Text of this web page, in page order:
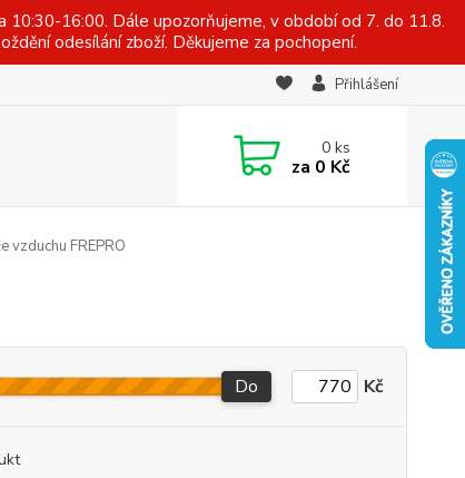
10:30-16:00. Dále upozorňujeme, v období od 7. do 11.8.
odesílání zboží. Děkujeme za pochopení.
Přihlášení
0ks
za 0 Kč
vzduchu FREPRO
Do Kč